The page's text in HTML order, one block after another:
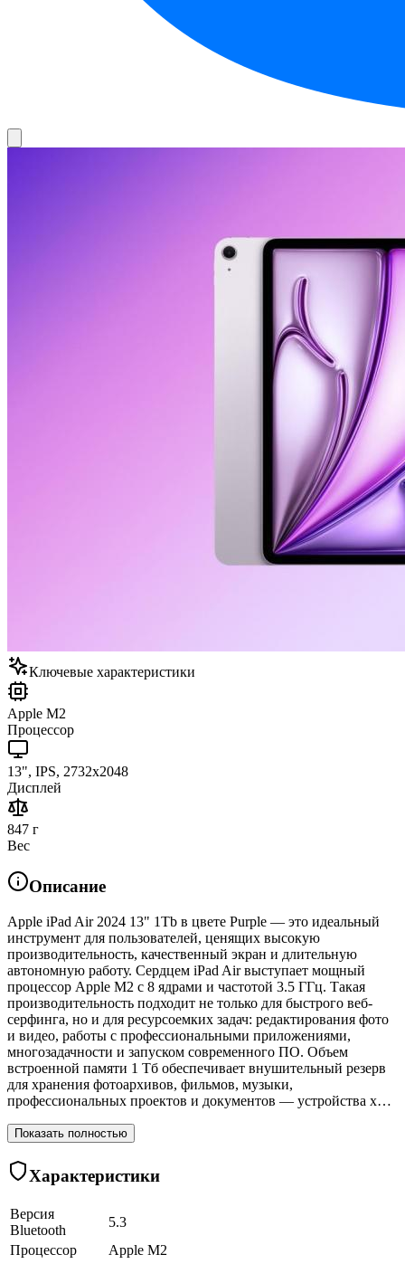
Ключевые характеристики
Apple M2
Процессор
13", IPS, 2732x2048
Дисплей
847 г
Вес
Описание
Apple iPad Air 2024 13" 1Tb в цвете Purple — это идеальный
инструмент для пользователей, ценящих высокую
производительность, качественный экран и длительную
автономную работу. Сердцем iPad Air выступает мощный
процессор Apple M2 с 8 ядрами и частотой 3.5 ГГц. Такая
производительность подходит не только для быстрого веб-
серфинга, но и для ресурсоемких задач: редактирования фото
и видео, работы с профессиональными приложениями,
многозадачности и запуском современного ПО. Объем
встроенной памяти 1 Тб обеспечивает внушительный резерв
для хранения фотоархивов, фильмов, музыки,
профессиональных проектов и документов — устройства х…
Показать полностью
Характеристики
Версия
Bluetooth
5.3
Процессор
Apple M2